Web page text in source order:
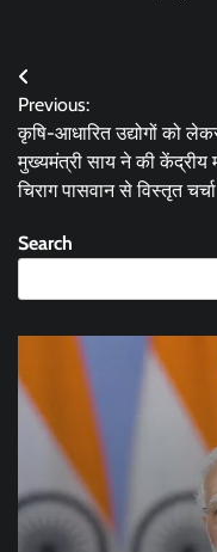
Post
navigation
Previous:
कृषि-आधारित उद्योगों को
मुख्यमंत्री साय ने की केंद्रीय
चिराग पासवान से विस्तृत चर्चा
Search